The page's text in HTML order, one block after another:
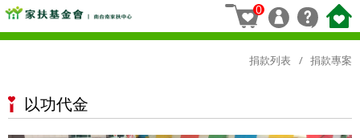
0
捐款列表 捐款專案
以功代金